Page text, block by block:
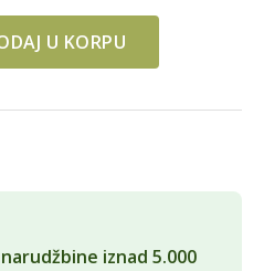
U KORPU
iznad 5.000